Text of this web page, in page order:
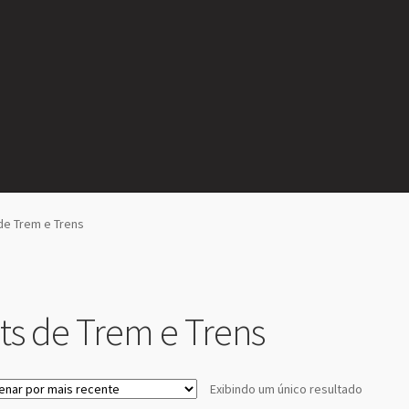
Trem e Trens
de Trem e Trens
Exibindo um único resultado